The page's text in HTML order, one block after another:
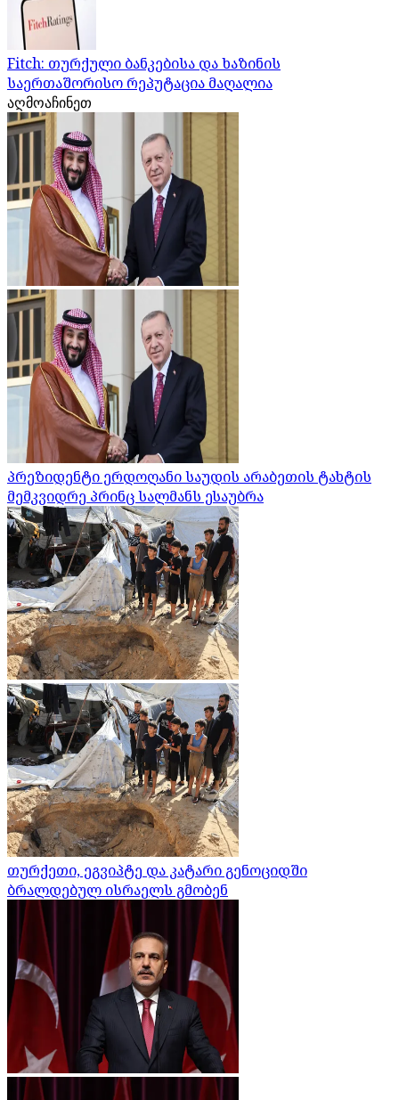
Fitch: თურქული ბანკებისა და ხაზინის
საერთაშორისო რეპუტაცია მაღალია
აღმოაჩინეთ
პრეზიდენტი ერდოღანი საუდის არაბეთის ტახტის
მემკვიდრე პრინც სალმანს ესაუბრა
თურქეთი, ეგვიპტე და კატარი გენოციდში
ბრალდებულ ისრაელს გმობენ